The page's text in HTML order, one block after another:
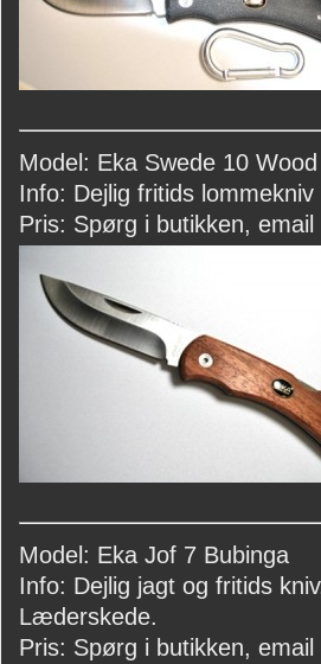
Model: Eka Swede 10 Wood
Info: Dejlig fritids
Pris: Spørg i butikken,
Model: Eka Jof 7 Bubinga
Info: Dejlig jagt og fritids
Læderskede.
Pris: Spørg i butikken,